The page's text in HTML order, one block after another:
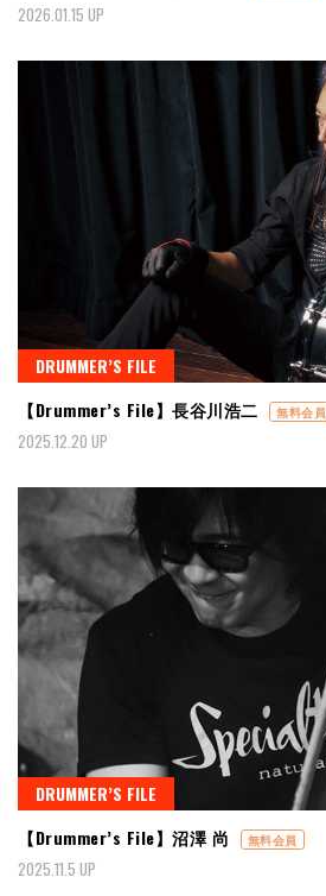
2026.01.15 UP
DRUMMER’S FILE
【Drummer’s File】長谷川浩二
無料会員
2025.12.20 UP
DRUMMER’S FILE
【Drummer’s File】沼澤 尚
無料会員
2025.11.5 UP